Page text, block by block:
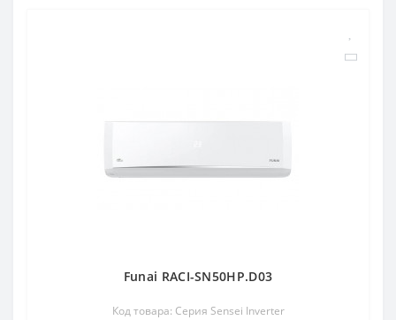
Funai RACI-SN50HP.D03
Код товара: Серия Sensei Inverter